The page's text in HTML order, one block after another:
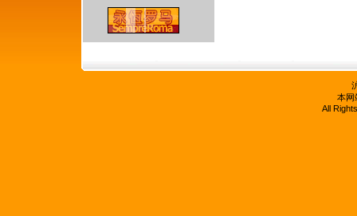
本网
All